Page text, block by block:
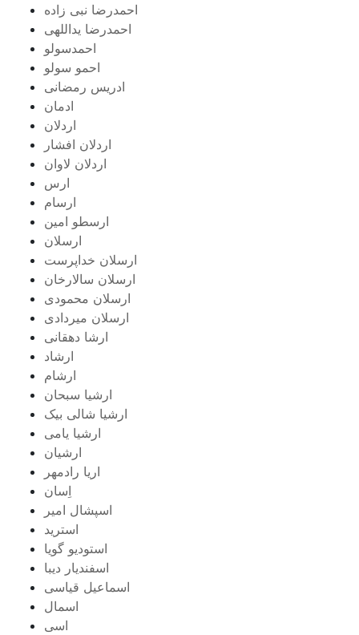
احمدرضا نبی زاده
احمدرضا یداللهی
احمدسولو
احمو سولو
ادریس رمضانی
ادمان
اردلان
اردلان افشار
اردلان لاوان
ارس
ارسام
ارسطو امین
ارسلان
ارسلان خداپرست
ارسلان سالارخان
ارسلان محمودی
ارسلان میردادی
ارشا دهقانی
ارشاد
ارشام
ارشیا سبحان
ارشیا شالی بیک
ارشیا یامی
ارشیان
اریا رادمهر
اِسان
اسپشال امیر
استرید
استودیو گویا
اسفندیار دیبا
اسماعیل قیاسی
اسمال
اسی